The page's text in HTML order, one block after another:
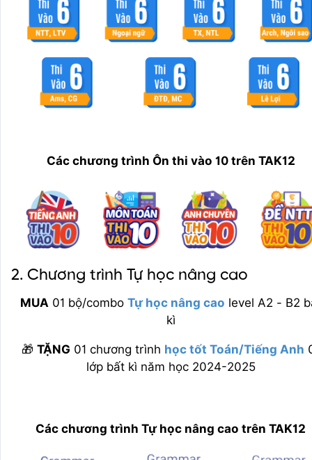
Các chương trình Ôn thi vào 10 trên TAK12
2. Chương trình Tự học nâng cao
MUA01 bộ/combo Tự học nâng cao level A2 - B2
kì
🎁 TẶNG 01 chương trình học tốt Toán/Tiếng Anh
lớp bất kì năm học 2024-2025
Các chương trình Tự học nâng cao trên TAK12